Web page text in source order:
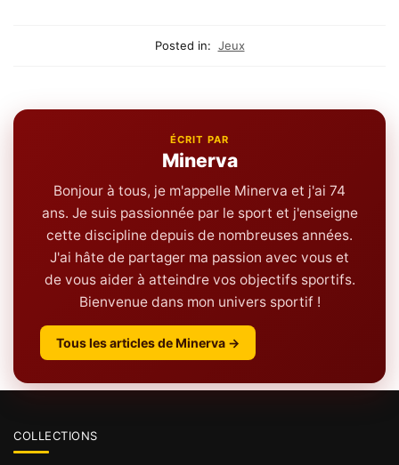
Posted in: Jeux
ÉCRIT PAR
Minerva
Bonjour à tous, je m'appelle Minerva et j'ai 74
ans. Je suis passionnée par le sport et j'enseigne
cette discipline depuis de nombreuses années.
J'ai hâte de partager ma passion avec vous et
de vous aider à atteindre vos objectifs sportifs.
Bienvenue dans mon univers sportif !
Tous les articles de Minerva →
COLLECTIONS